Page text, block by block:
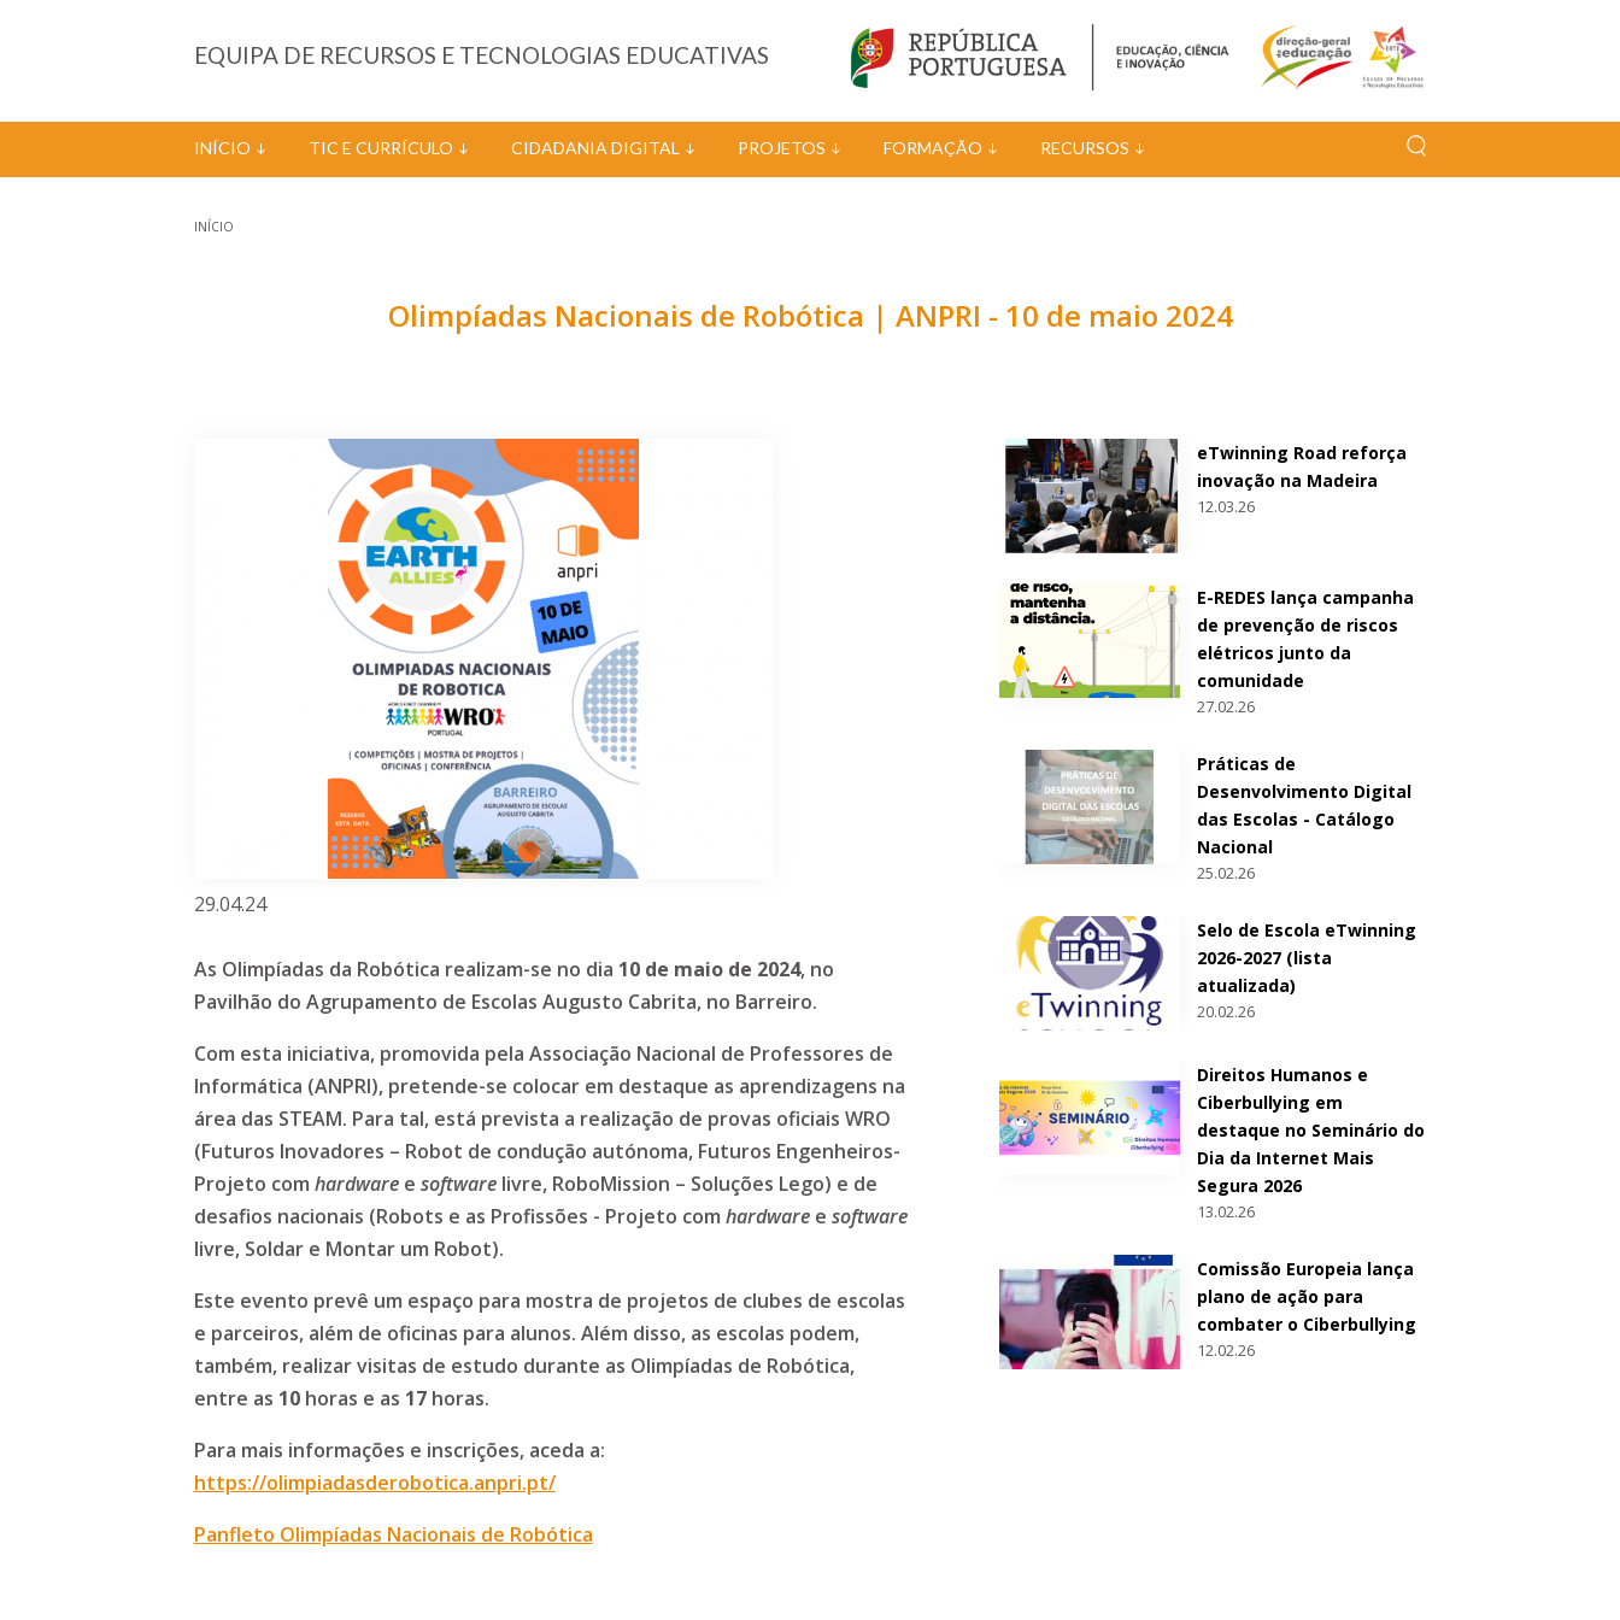
EQUIPA DE RECURSOS E TECNOLOGIAS EDUCATIVAS
INÍCIO TIC E CURRÍCULO CIDADANIA DIGITAL PROJETOS FORMAÇÃO RECURSOS
INÍCIO
Olimpíadas Nacionais de Robótica | ANPRI - 10 de maio 2024
29.04.24
As Olimpíadas da Robótica realizam-se no dia 10 de maio de 2024, no
Pavilhão do Agrupamento de Escolas Augusto Cabrita, no Barreiro.
Com esta iniciativa, promovida pela Associação Nacional de Professores de
Informática (ANPRI), pretende-se colocar em destaque as aprendizagens na
área das STEAM. Para tal, está prevista a realização de provas oficiais WRO
(Futuros Inovadores – Robot de condução autónoma, Futuros Engenheiros-
Projeto com hardwaree softwarelivre, RoboMission – Soluções Lego) e de
desafios nacionais (Robots e as Profissões - Projeto com hardwaree software
livre, Soldar e Montar um Robot).
Este evento prevê um espaço para mostra de projetos de clubes de escolas
e parceiros, além de oficinas para alunos. Além disso, as escolas podem,
também, realizar visitas de estudo durante as Olimpíadas de Robótica,
entre as 10horas e as 17horas.
Para mais informações e inscrições, aceda a:
https://olimpiadasderobotica.anpri.pt/
Panfleto Olimpíadas Nacionais de Robótica
eTwinning Road reforça
inovação na Madeira
12.03.26
E-REDES lança campanha
de prevenção de riscos
elétricos junto da
comunidade
27.02.26
Práticas de
Desenvolvimento Digital
das Escolas - Catálogo
Nacional
25.02.26
Selo de Escola eTwinning
2026-2027 (lista
atualizada)
20.02.26
Direitos Humanos e
Ciberbullying em
destaque no Seminário do
Dia da Internet Mais
Segura 2026
13.02.26
Comissão Europeia lança
plano de ação para
combater o Ciberbullying
12.02.26